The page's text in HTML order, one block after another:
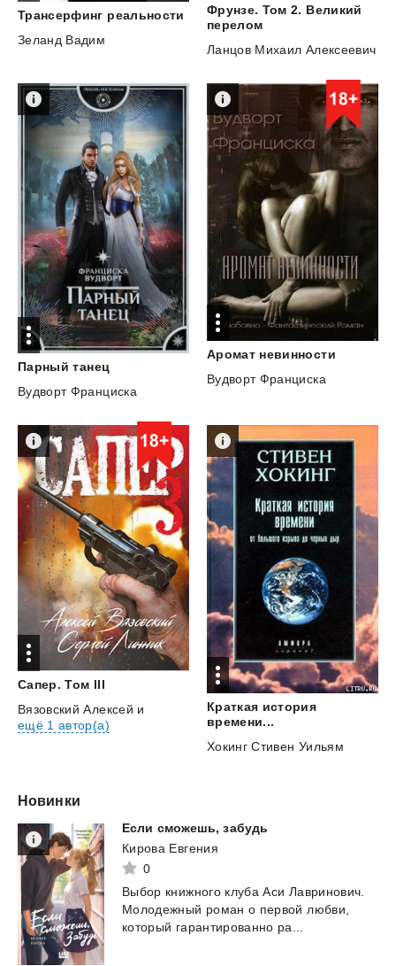
Трансерфинг реальности
Зеланд Вадим
Фрунзе. Том 2. Великий
перелом
Ланцов Михаил Алексеевич
Парный танец
Вудворт Франциска
Аромат невинности
Вудворт Франциска
Сапер. Том III
Вязовский Алексей и
ещё 1 автор(а)
Краткая история
времени...
Хокинг Стивен Уильям
Новинки
Если сможешь, забудь
Кирова Евгения
0
Выбор книжного клуба Аси Лавринович.
Молодежный роман о первой любви,
который гарантированно ра...